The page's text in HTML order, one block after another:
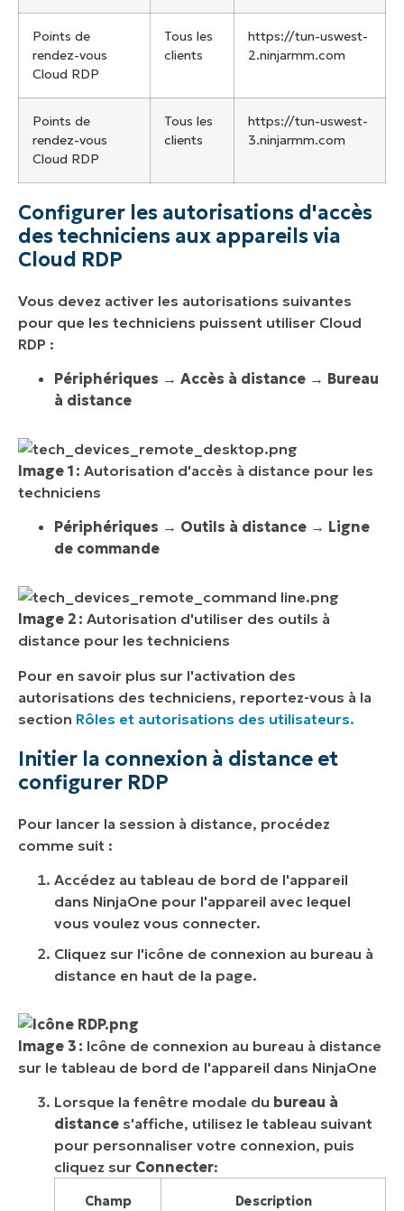
Points de
rendez-vous
Cloud RDP
Tous les
clients
https://tun-uswest-
2.ninjarmm.com
Points de
rendez-vous
Cloud RDP
Tous les
clients
https://tun-uswest-
3.ninjarmm.com
Configurer les autorisations d'accès
des techniciens aux appareils via
Cloud RDP
Vous devez activer les autorisations suivantes
pour que les techniciens puissent utiliser Cloud
RDP :
Périphériques → Accès à distance → Bureau
à distance
Image 1 : Autorisation d'accès à distance pour les
techniciens
Périphériques → Outils à distance → Ligne
de commande
Image 2 : Autorisation d'utiliser des outils à
distance pour les techniciens
Pour en savoir plus sur l'activation des
autorisations des techniciens, reportez-vous à la
section Rôles et autorisations des utilisateurs.
Initier la connexion à distance et
configurer RDP
Pour lancer la session à distance, procédez
comme suit :
Accédez au tableau de bord de l'appareil
dans NinjaOne pour l'appareil avec lequel
vous voulez vous connecter.
Cliquez sur l'icône de connexion au bureau à
distance en haut de la page.
Image 3 : Icône de connexion au bureau à distance
sur le tableau de bord de l'appareil dans NinjaOne
Lorsque la fenêtre modale du bureau à
distance s'affiche, utilisez le tableau suivant
pour personnaliser votre connexion, puis
cliquez sur Connecter:
Champ Description